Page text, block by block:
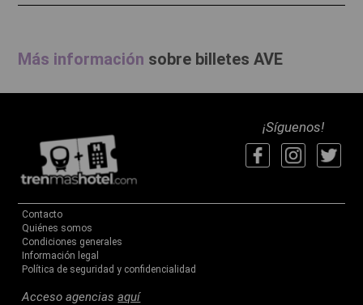
Más información sobre billetes AVE
¡Síguenos!
Contacto
Quiénes somos
Condiciones generales
Información legal
Política de seguridad y confidencialidad
Acceso agenciasaquí